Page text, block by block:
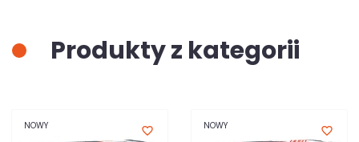
Produkty z kategorii
NOWY favorite_border NOWY favorite_border